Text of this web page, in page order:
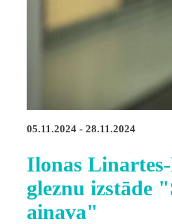
05.11.2024 - 28.11.2024
Ilonas
gleznu izstāde
ainava"